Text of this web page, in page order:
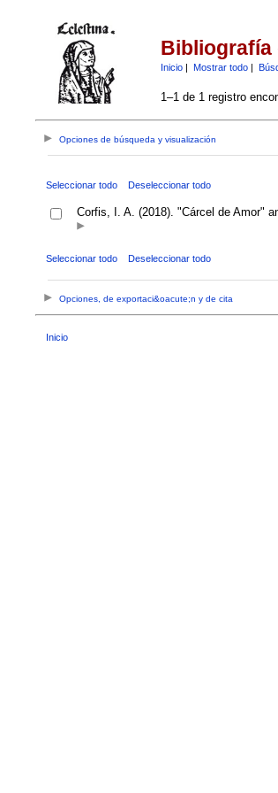
Bibliografía
Inicio| Mostrar todo|
1–1 de 1 registro
Opciones de búsqueda y visualización
Seleccionar todo Deseleccionar todo
Corfis, I. A. (2018). "Cárcel de Amor"
Seleccionar todo Deseleccionar todo
Opciones, de exportaci&oacute;n y de cita
Inicio